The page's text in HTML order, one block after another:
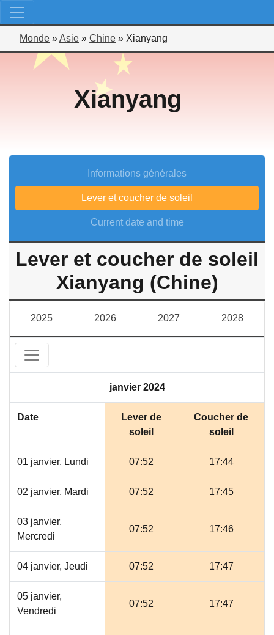
Monde »Asie » Chine » Xianyang
Xianyang
Informations générales
Lever et coucher de soleil
Current date and time
Lever et coucher de soleil
Xianyang (Chine)
2025 2026 2027 2028
janvier 2024
Date
Lever de
soleil
Coucher de
soleil
01 janvier, Lundi 07:52 17:44
02 janvier, Mardi 07:52 17:45
03 janvier,
Mercredi
07:52 17:46
04 janvier, Jeudi 07:52 17:47
05 janvier,
Vendredi
07:52 17:47